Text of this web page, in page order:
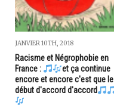
JANVIER 10TH, 2018
Racisme et Négrophobie en
France :
et ça continue
encore et encore c'est que le
début d'accord d'accord